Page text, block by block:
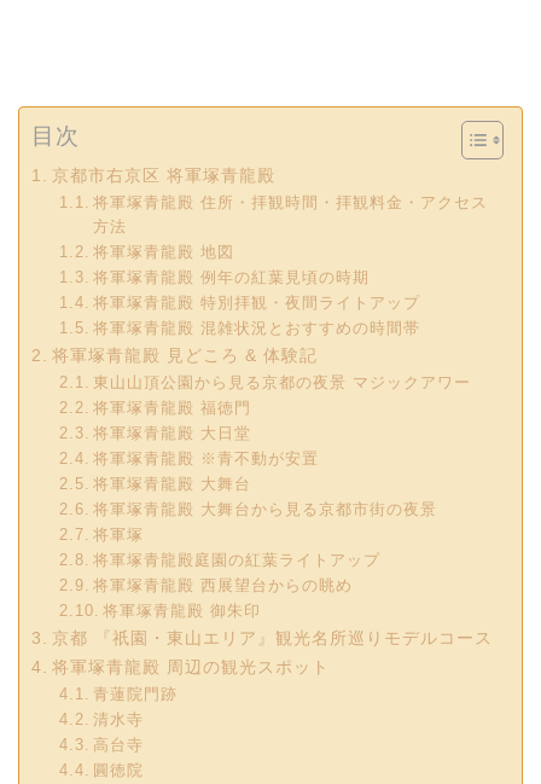
目次
京都市右京区 将軍塚青龍殿
将軍塚青龍殿 住所・拝観時間・拝観料金・アクセス
方法
将軍塚青龍殿 地図
将軍塚青龍殿 例年の紅葉見頃の時期
将軍塚青龍殿 特別拝観・夜間ライトアップ
将軍塚青龍殿 混雑状況とおすすめの時間帯
将軍塚青龍殿 見どころ & 体験記
東山山頂公園から見る京都の夜景 マジックアワー
将軍塚青龍殿 福徳門
将軍塚青龍殿 大日堂
将軍塚青龍殿 ※青不動が安置
将軍塚青龍殿 大舞台
将軍塚青龍殿 大舞台から見る京都市街の夜景
将軍塚
将軍塚青龍殿庭園の紅葉ライトアップ
将軍塚青龍殿 西展望台からの眺め
将軍塚青龍殿 御朱印
京都 『祇園・東山エリア』観光名所巡りモデルコース
将軍塚青龍殿 周辺の観光スポット
青蓮院門跡
清水寺
高台寺
圓徳院